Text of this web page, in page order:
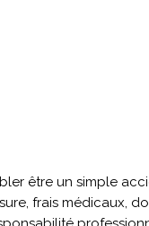
être un simple
frais médicaux,